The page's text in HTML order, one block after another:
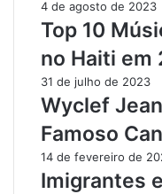
4 de agosto de 2023
Top 10
no Haiti em
31 de julho de 2023
Wyclef
Famoso
14 de fevereiro de
Imigrantes